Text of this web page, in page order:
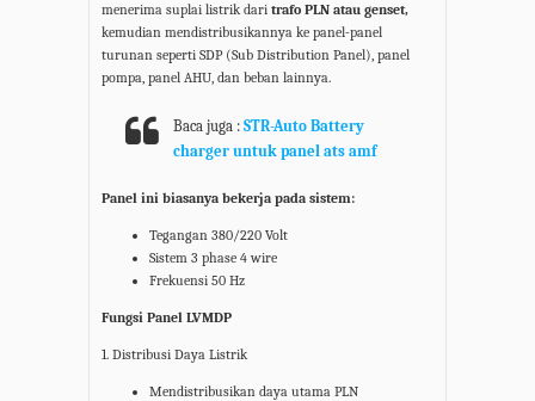
menerima suplai listrik dari trafo PLN atau genset,
kemudian mendistribusikannya ke panel-panel
turunan seperti SDP (Sub Distribution Panel), panel
pompa, panel AHU, dan beban lainnya.
Baca juga : STR-Auto Battery
charger untuk panel ats amf
Panel ini biasanya bekerja pada sistem:
Tegangan 380/220 Volt
Sistem 3 phase 4 wire
Frekuensi 50 Hz
Fungsi Panel LVMDP
1. Distribusi Daya Listrik
Mendistribusikan daya utama PLN